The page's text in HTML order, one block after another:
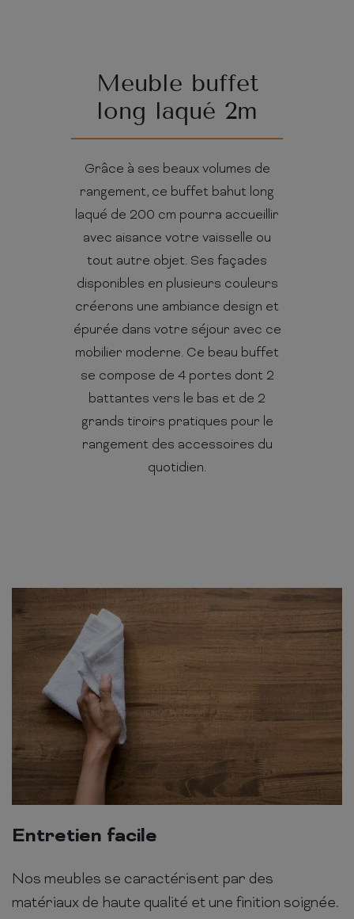
Meuble buffet
long laqué 2m
Grâce à ses beaux volumes de
rangement, ce buffet bahut long
laqué de 200 cm pourra accueillir
avec aisance votre vaisselle ou
tout autre objet. Ses façades
disponibles en plusieurs couleurs
créerons une ambiance design et
épurée dans votre séjour avec ce
mobilier moderne. Ce beau buffet
se compose de 4 portes dont 2
battantes vers le bas et de 2
grands tiroirs pratiques pour le
rangement des accessoires du
quotidien.
Entretien facile
Nos meubles se caractérisent par des
matériaux de haute qualité et une finition soignée.